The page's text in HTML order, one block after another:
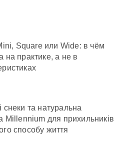
зайнятості
Square или Wide: в чём
на практике, а не в
снеки та натуральна
Millennium для прихильників
способу життя